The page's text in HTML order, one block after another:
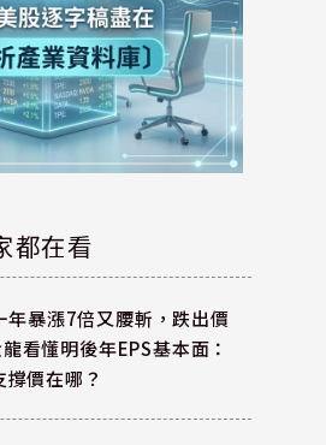
都在看
暴漲7倍又腰斬，跌出價
看懂明後年EPS基本面：
價在哪？